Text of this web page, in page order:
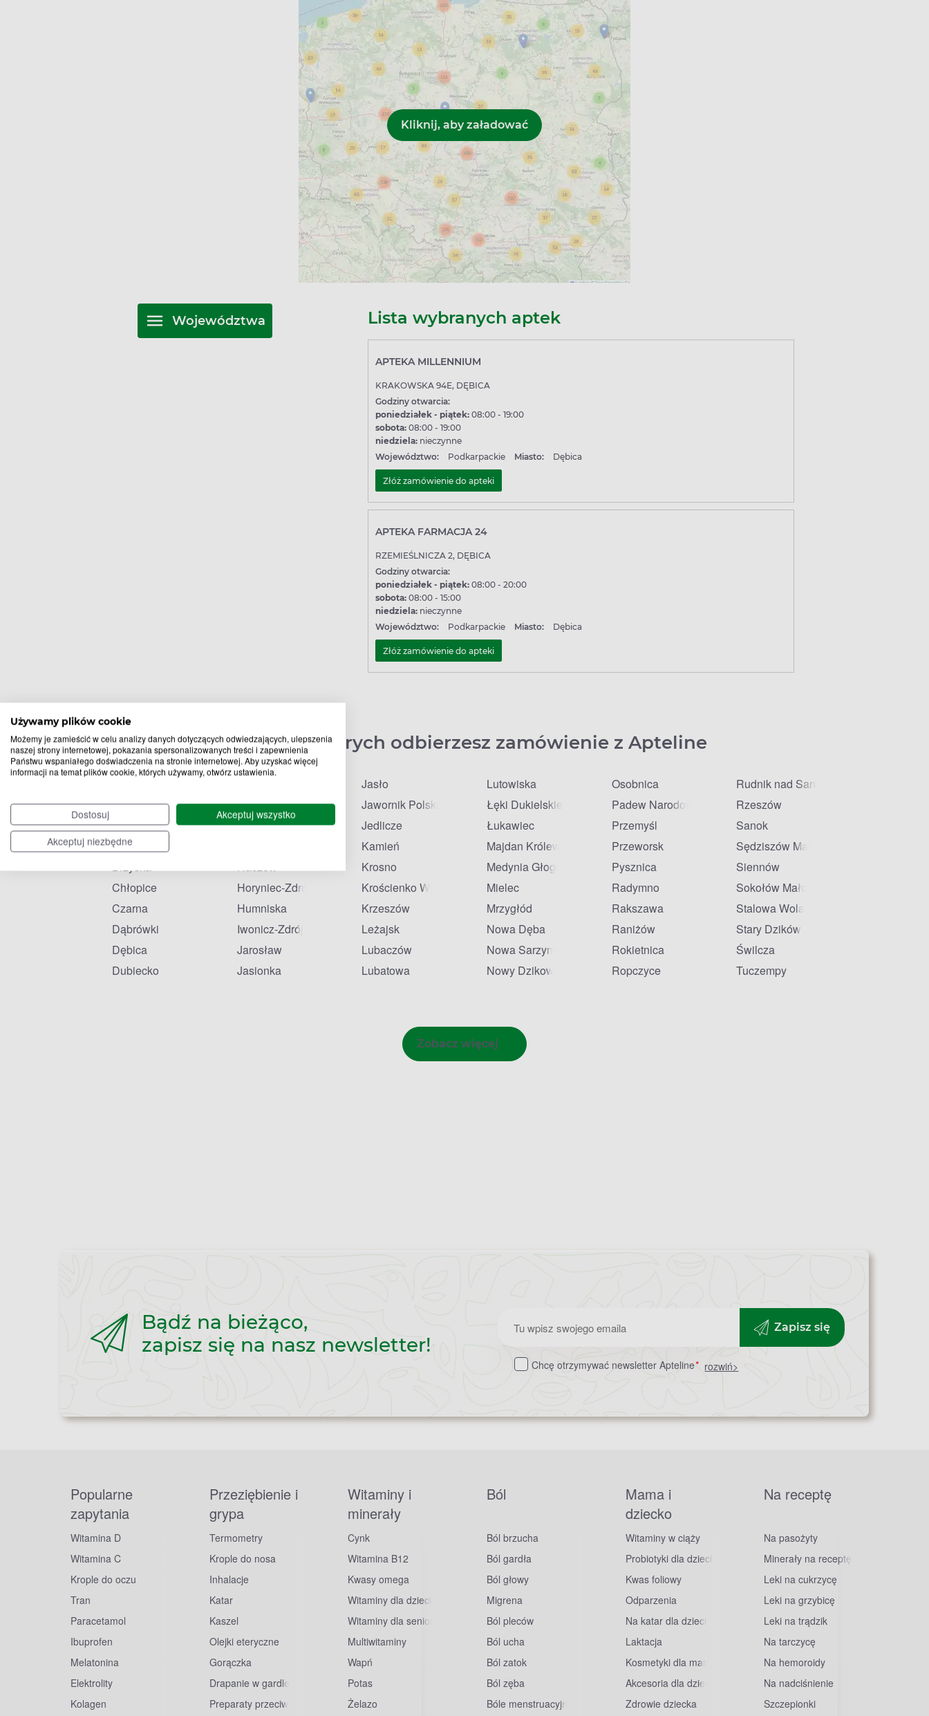
Używamy plików cookie
Możemy je zamieścić w celu analizy danych dotyczących odwiedzających, ulepszenia
naszej strony internetowej, pokazania spersonalizowanych treści i zapewnienia
Państwu wspaniałego doświadczenia na stronie internetowej. Aby uzyskać więcej
informacji na temat plików cookie, których używamy, otwórz ustawienia.
Dostosuj
Akceptuj wszystko
Akceptuj niezbędne
Sprawdź lokalizację aptek w Dębicy, które współpracują z naszym serwisem Apteline.pl. Wybieraj spośród 19 000 produktów.
Województwa Lista wybranych aptek
APTEKA MILLENNIUM
KRAKOWSKA 94E, DĘBICA
Godziny otwarcia:
poniedziałek - piątek:08:00 - 19:00
sobota:08:00 - 19:00
niedziela:nieczynne
Województwo:
Podkarpackie Miasto: Dębica
Złóż zamówienie do apteki
APTEKA FARMACJA 24
RZEMIEŚLNICZA 2, DĘBICA
Godziny otwarcia:
poniedziałek - piątek:08:00 - 20:00
sobota:08:00 - 15:00
niedziela:nieczynne
Województwo:
Podkarpackie Miasto: Dębica
Złóż zamówienie do apteki
Apteki, w których odbierzesz zamówienie z Apteline
Baranów Sandomierski
Brzozów
Brzóza Królewska
Brzyska
Chłopice
Czarna
Dąbrówki
Dębica
Dubiecko
Głogów Małopolski
Gorzyce
Haczów
Horyniec-Zdrój
Humniska
Iwonicz-Zdrój
Jarosław
Jasionka
Jasło
Jawornik Polski
Jedlicze
Kamień
Krosno
Krościenko Wyżne
Krzeszów
Leżajsk
Lubaczów
Lubatowa
Lutowiska
Łęki Dukielskie
Łukawiec
Majdan Królewski
Medynia Głogowska
Mielec
Mrzygłód
Nowa Dęba
Nowa Sarzyna
Nowy Dzikowiec
Osobnica
Padew Narodowa
Przemyśl
Przeworsk
Pysznica
Radymno
Rakszawa
Raniżów
Rokietnica
Ropczyce
Rudnik nad Sanem
Rzeszów
Sanok
Sędziszów Małopolski
Siennów
Sokołów Małopolski
Stalowa Wola
Stary Dzików
Świlcza
Tuczempy
Zobacz więcej
Bądź na bieżąco,
zapisz się na nasz newsletter!
Zapisz
do
Zapisz się
Chcę otrzymywać newsletter Apteline* rozwiń>
Popularne
zapytania
Witamina D
Witamina C
Krople do oczu
Tran
Paracetamol
Ibuprofen
Melatonina
Elektrolity
Kolagen
Przeziębienie i
grypa
Termometry
Krople do nosa
Inhalacje
Katar
Kaszel
Olejki eteryczne
Gorączka
Drapanie w gardle
Preparaty przeciwwirusowe
Witaminy i
minerały
Cynk
Witamina B12
Kwasy omega
Witaminy dla dzieci
Witaminy dla seniorów
Multiwitaminy
Wapń
Potas
Żelazo
Ból
Ból brzucha
Ból gardła
Ból głowy
Migrena
Ból pleców
Ból ucha
Ból zatok
Ból zęba
Bóle menstruacyjne
Mama i
dziecko
Witaminy w ciąży
Probiotyki dla dzieci
Kwas foliowy
Odparzenia
Na katar dla dzieci
Laktacja
Kosmetyki dla mam
Akcesoria dla dzieci
Zdrowie dziecka
Na receptę
Na pasożyty
Minerały na receptę
Leki na cukrzycę
Leki na grzybicę
Leki na trądzik
Na tarczycę
Na hemoroidy
Na nadciśnienie
Szczepionki